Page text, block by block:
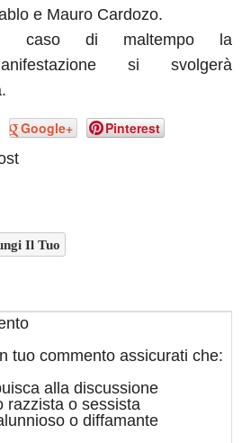
e Mauro Cardozo.
caso di maltempo la
si svolgerà
Google+ Pinterest
Il Tuo
tuo commento assicurati che:
alla discussione
razzista o sessista
o diffamante